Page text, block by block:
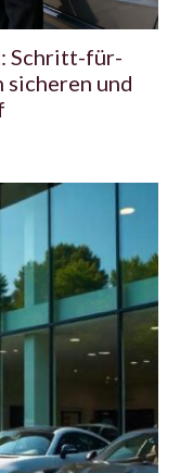
Schritt-für-
und